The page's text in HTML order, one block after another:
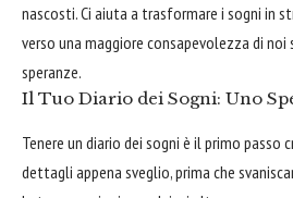
nascosti. Ci aiuta a trasformare i sogni in
verso una maggiore consapevolezza di
speranze.
Il Tuo Diario dei Sogni: Uno
Tenere un diario dei sogni è il primo passo
dettagli appena sveglio, prima che